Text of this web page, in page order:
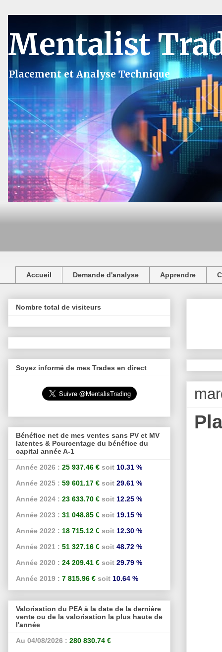
Mentalist
Placement et Analyse Technique
Accueil Demande d'analyse Apprendre
Nombre total de visiteurs
Soyez informé de mes Trades en direct
Bénéfice net de mes ventes sans PV et MV
latentes & Pourcentage du bénéfice du
capital année A-1
Année 2026 : 25 937.46 € soit 10.31 %
Année 2025 : 59 601.17 € soit 29.61 %
Année 2024 : 23 633.70 € soit 12.25 %
Année 2023 : 31 048.85 € soit 19.15 %
Année 2022 : 18 715.12 € soit 12.30 %
Année 2021 : 51 327.16 € soit 48.72 %
Année 2020 : 24 209.41 € soit 29.79 %
Année 2019 : 7 815.96 € soit 10.64 %
Valorisation du PEA à la date de la dernière
vente ou de la valorisation la plus haute de
l'année
Au 04/08/2026 : 280 830.74 €